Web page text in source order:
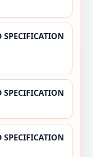
SPECIFICATION
SPECIFICATION
SPECIFICATION